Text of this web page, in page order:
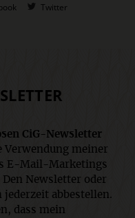
Twitter
CiG-Newsletter
Verwendung meiner
E-Mail-Marketings
Newsletter oder
abbestellen.
dass mein